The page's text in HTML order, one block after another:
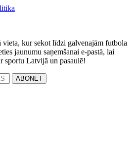
kur sekot līdzi galvenajām futbola
jaunumu saņemšanai e-pastā, lai
sportu Latvijā un pasaulē!
ABONĒT